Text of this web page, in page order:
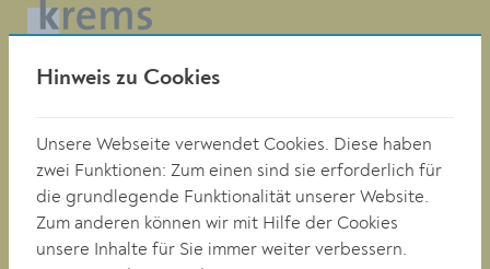
Magistrat der Stadt Krems
Tel. +43 (0)2732/801-0
Fax +43 (0)2732/801-90 269
E-mail:buergerservice@krems.gv.at
Hinweis zu Cookies
Unsere Webseite verwendet Cookies. Diese haben
zwei Funktionen: Zum einen sind sie erforderlich für
die grundlegende Funktionalität unserer Website.
Zum anderen können wir mit Hilfe der Cookies
unsere Inhalte für Sie immer weiter verbessern.